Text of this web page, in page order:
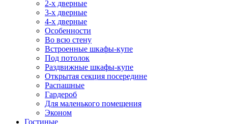
2-х дверные
3-х дверные
4-х дверные
Особенности
Во всю стену
Встроенные шкафы-купе
Под потолок
Раздвижные шкафы-купе
Открытая секция посередине
Распашные
Гардероб
Для маленького помещения
Эконом
Гостиные